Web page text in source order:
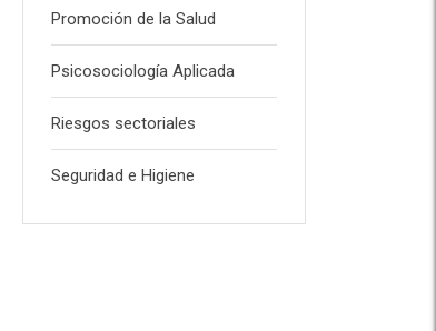
Promoción de la Salud
Psicosociología Aplicada
Riesgos sectoriales
Seguridad e Higiene